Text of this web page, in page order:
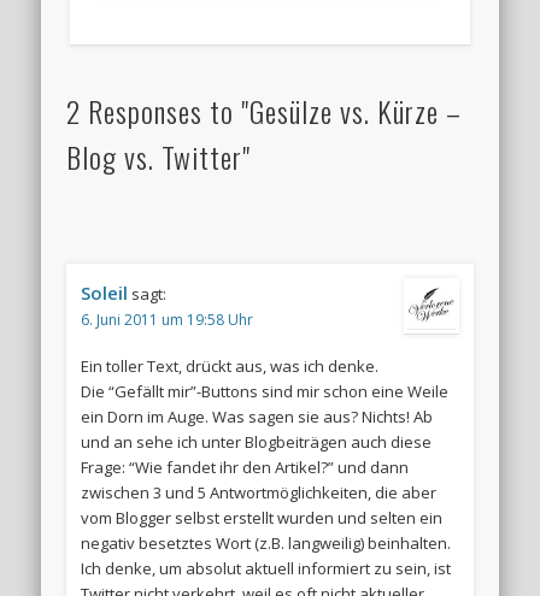
2 Responses to "Gesülze vs. Kürze –
Blog vs. Twitter"
Soleil sagt:
6. Juni 2011 um 19:58 Uhr
Ein toller Text, drückt aus, was ich denke.
Die “Gefällt mir”-Buttons sind mir schon eine Weile
ein Dorn im Auge. Was sagen sie aus? Nichts! Ab
und an sehe ich unter Blogbeiträgen auch diese
Frage: “Wie fandet ihr den Artikel?” und dann
zwischen 3 und 5 Antwortmöglichkeiten, die aber
vom Blogger selbst erstellt wurden und selten ein
negativ besetztes Wort (z.B. langweilig) beinhalten.
Ich denke, um absolut aktuell informiert zu sein, ist